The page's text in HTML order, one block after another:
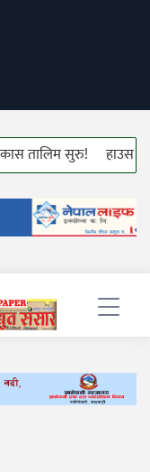
हाउस वायरीङ्ग केबलको